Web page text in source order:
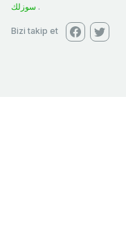
سوزلك .
Bizi takip et